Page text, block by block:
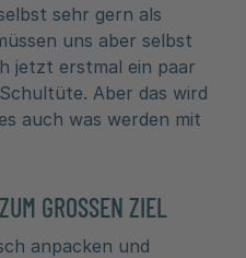
sehr gern als
uns aber selbst
jetzt erstmal ein paar
Aber das wird
auch was werden mit
GROSSEN ZIEL
anpacken und